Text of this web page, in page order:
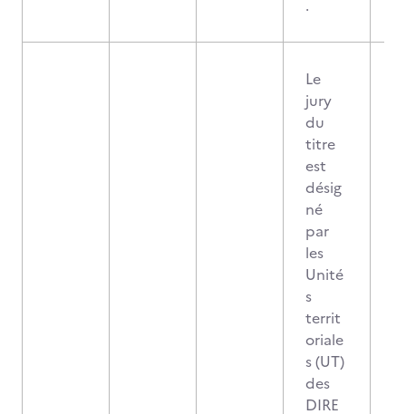
.
Le
jury
du
titre
est
désig
né
par
les
Unité
s
territ
oriale
s (UT)
des
DIRE